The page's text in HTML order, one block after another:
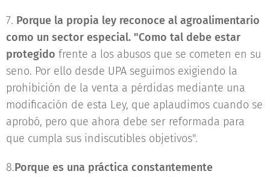
7. Porque la propia ley reconoce al agroalimentario
como un sector especial. "Como tal debe estar
protegido frente a los abusos que se cometen en su
seno. Por ello desde UPA seguimos exigiendo la
prohibición de la venta a pérdidas mediante una
modificación de esta Ley, que aplaudimos cuando se
aprobó, pero que ahora debe ser reformada para
que cumpla sus indiscutibles objetivos".
8.Porque es una práctica constantemente